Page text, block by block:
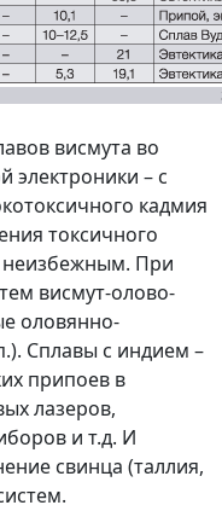
висмута во
электроники – с
кадмия
токсичного
неизбежным. При
висмут-олово-
оловянно-
Сплавы с индием –
припоев в
лазеров,
и т.д. И
свинца (таллия,